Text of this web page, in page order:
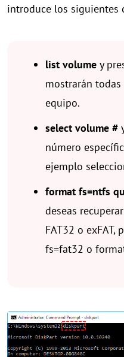
introduce los siguientes
list volume y
mostrarán
equipo.
select volume #
número
ejemplo
format fs=ntfs
deseas
FAT32 o exFAT,
fs=fat32 o